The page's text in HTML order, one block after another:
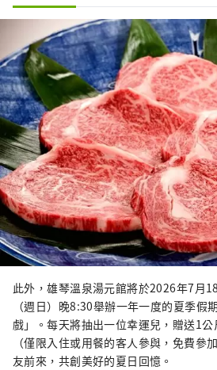
此外，雄琴溫泉湯元館將於2026年7月
（週日）晚8:30舉辦一年一度的夏季假
戲」。每天將抽出一位幸運兒，贈送1公
（僅限入住或用餐的客人參與，免費參
友前來，共創美好的夏日回憶。